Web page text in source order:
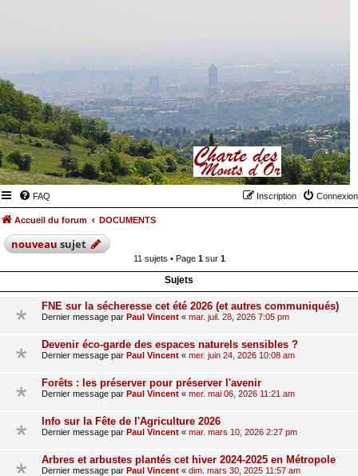
FAQ Connexion
Inscription
Accueil du forum DOCUMENTS
nouveausujet
11 sujets • Page 1sur 1
Sujets
FNE sur la sécheresse cet été 2026 (et autres communiqués)
Dernier message par Paul Vincent « mar. juil. 28, 2026 7:05 pm
Devenir éco-garde des espaces naturels sensibles ?
Dernier message par Paul Vincent « mer. juin 24, 2026 10:08 am
Forêts : les préserver pour préserver l'avenir
Dernier message par Paul Vincent « mer. mai 06, 2026 11:21 am
Info sur la Fête de l'Agriculture 2026
Dernier message par Paul Vincent « mar. mars 10, 2026 2:27 pm
Arbres et arbustes plantés cet hiver 2024-2025 en Métropole
Dernier message par Paul Vincent « dim. mars 30, 2025 11:57 am